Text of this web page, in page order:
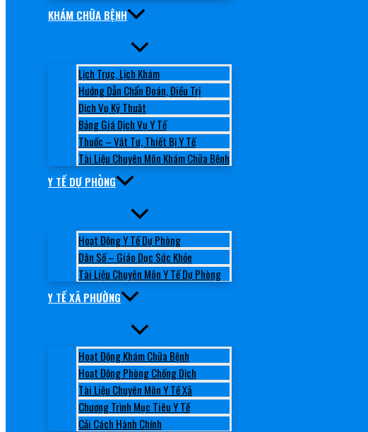
KHÁM CHỮA BỆNH
Lịch Trực, Lịch Khám
Hướng Dẫn Chẩn Đoán, Điều Trị
Dịch Vụ Kỹ Thuật
Bảng Giá Dịch Vụ Y Tế
Thuốc – Vật Tư, Thiết Bị Y Tế
Tài Liệu Chuyên Môn Khám Chữa Bệnh
Y TẾ DỰ PHÒNG
Hoạt Động Y Tế Dự Phòng
Dân Số – Giáo Dục Sức Khỏe
Tài Liệu Chuyên Môn Y Tế Dự Phòng
Y TẾ XÃ PHƯỜNG
Hoạt Động Khám Chữa Bệnh
Hoạt Động Phòng Chống Dịch
Tài Liệu Chuyên Môn Y Tế Xã
Chương Trình Mục Tiêu Y Tế
Cải Cách Hành Chính